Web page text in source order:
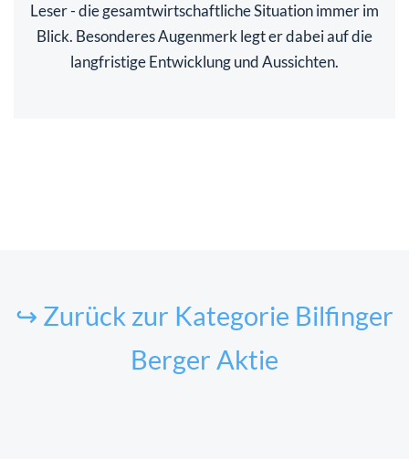
Leser - die gesamtwirtschaftliche Situation immer im
Blick. Besonderes Augenmerk legt er dabei auf die
langfristige Entwicklung und Aussichten.
↪ Zurück zur Kategorie Bilfinger
Berger Aktie